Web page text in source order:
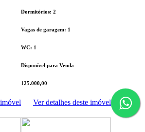
Dormitórios: 2
Vagas de garagem: 1
WC: 1
Disponível para Venda
125.000,00
Ver detalhes deste imóvel